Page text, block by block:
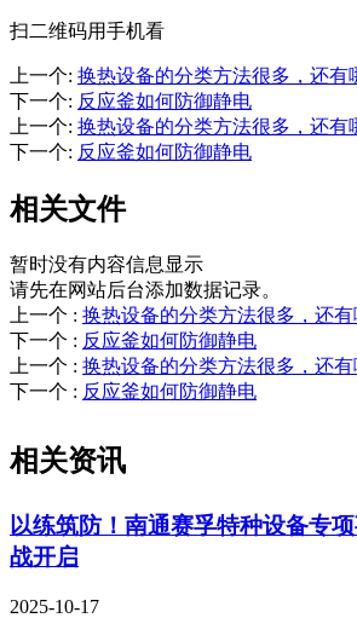
扫二维码用手机看
上一个: 换热设备的分类方法很多，还有
下一个: 反应釜如何防御静电
上一个: 换热设备的分类方法很多，还有
下一个: 反应釜如何防御静电
相关文件
暂时没有内容信息显示
请先在网站后台添加数据记录。
上一个 : 换热设备的分类方法很多，还
下一个 : 反应釜如何防御静电
上一个 : 换热设备的分类方法很多，还
下一个 : 反应釜如何防御静电
相关资讯
以练筑防！南通赛孚特种设备专
战开启
2025-10-17